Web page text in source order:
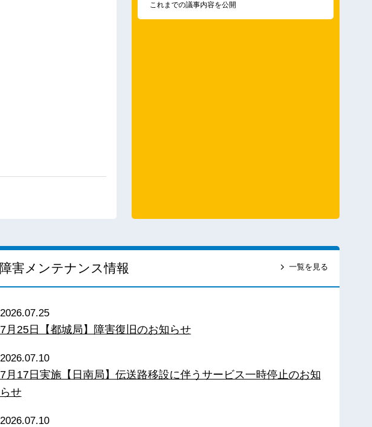
これまでの議事内容を公開
障害メンテナンス情報 一覧を見る
2026.07.25
7月25日【都城局】障害復旧のお知らせ
2026.07.10
7月17日実施【日南局】伝送路移設に伴うサービス一時停止のお知
らせ
2026.07.10